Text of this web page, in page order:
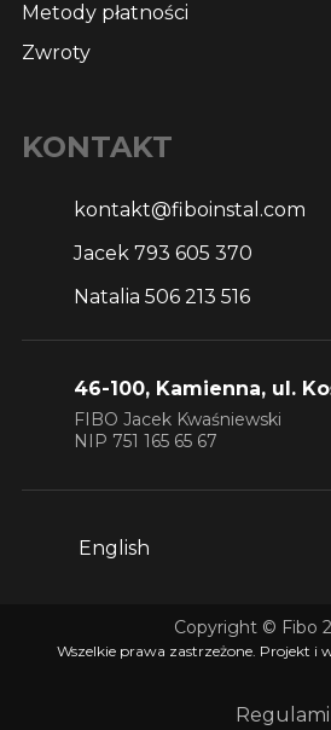
Metody płatności
Zwroty
KONTAKT
kontakt@fiboinstal.com
Jacek 793 605 370
Natalia 506 213 516
46-100, Kamienna, ul.
FIBO Jacek Kwaśniewski
NIP 751 165 65 67
English
Copyright © Fibo
Wszelkie prawa zastrzeżone. Projekt i